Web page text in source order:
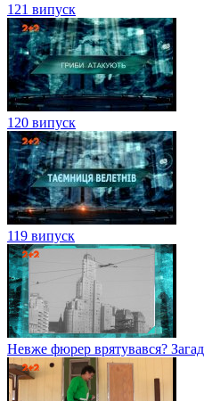
121 випуск
120 випуск
119 випуск
Невже фюрер врятувався?